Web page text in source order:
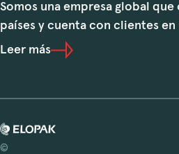
Somos una empresa global que
países y cuenta con clientes en
Leer más
©